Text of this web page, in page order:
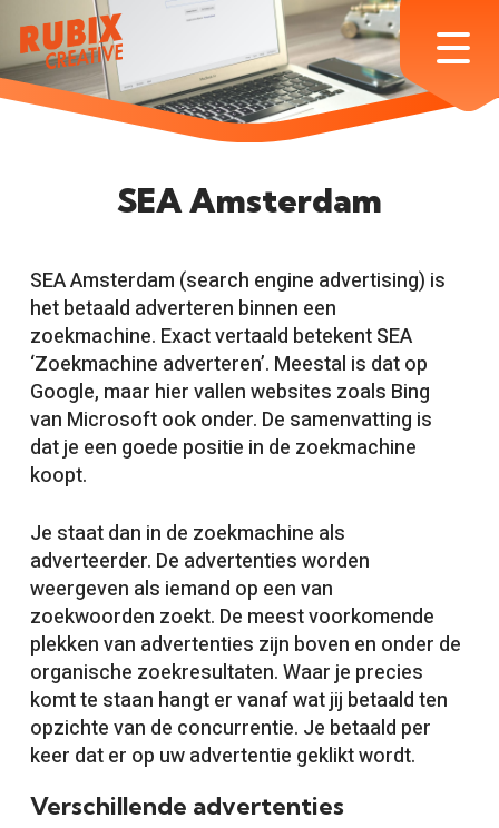
main
content
Menu
SEA Amsterdam
SEA Amsterdam (search engine advertising) is
het betaald adverteren binnen een
zoekmachine. Exact vertaald betekent SEA
‘Zoekmachine adverteren’. Meestal is dat op
Google, maar hier vallen websites zoals Bing
van Microsoft ook onder. De samenvatting is
dat je een goede positie in de zoekmachine
koopt.
Je staat dan in de zoekmachine als
adverteerder. De advertenties worden
weergeven als iemand op een van
zoekwoorden zoekt. De meest voorkomende
plekken van advertenties zijn boven en onder de
organische zoekresultaten. Waar je precies
komt te staan hangt er vanaf wat jij betaald ten
opzichte van de concurrentie. Je betaald per
keer dat er op uw advertentie geklikt wordt.
Verschillende advertenties